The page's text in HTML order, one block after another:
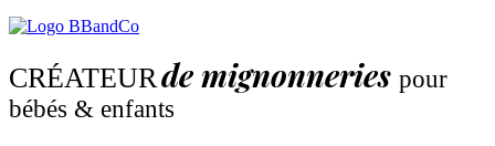
CRÉATEURde mignonneries pour
bébés & enfants